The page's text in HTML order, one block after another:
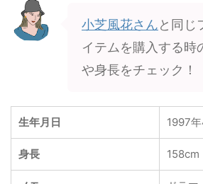
小芝風花さんと同じ
イテムを購入する時
や身長をチェック！
生年月日 1997
身長 158cm